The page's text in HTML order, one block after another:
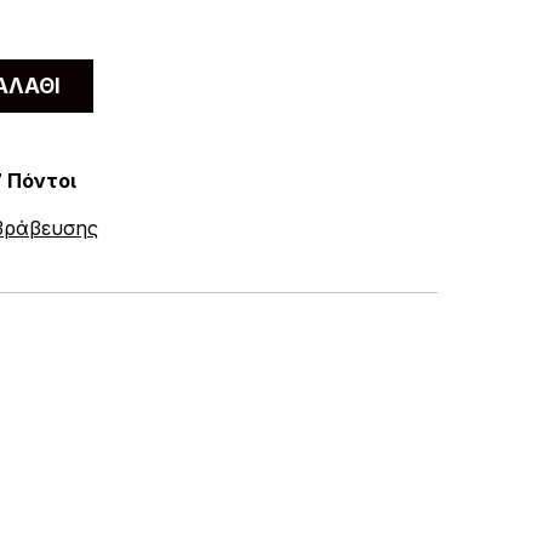
Πόντοι